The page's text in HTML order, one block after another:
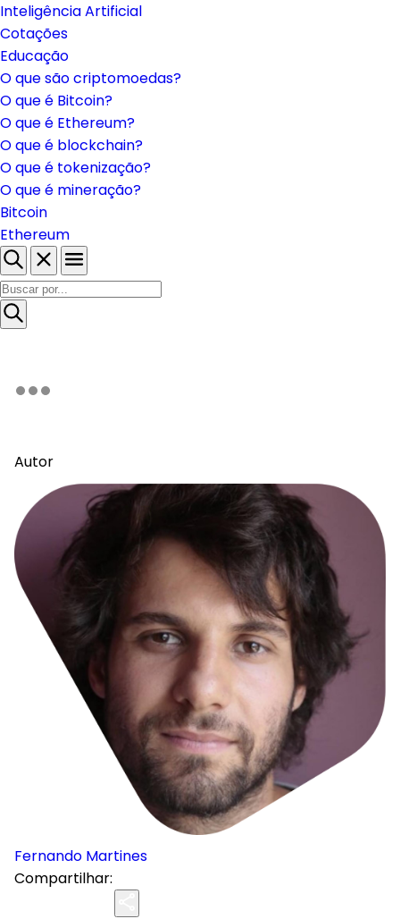
Inteligência Artificial
Cotações
Educação
O que são criptomoedas?
O que é Bitcoin?
O que é Ethereum?
O que é blockchain?
O que é tokenização?
O que é mineração?
Bitcoin
Ethereum
Autor
Fernando Martines
Compartilhar: